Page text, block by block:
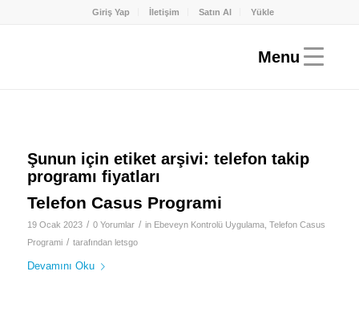
Giriş Yap İletişim Satın Al Yükle
Şunun için etiket arşivi: telefon takip
programı fiyatları
Telefon Casus Programi
19 Ocak 2023 / 0 Yorumlar / in Ebeveyn Kontrolü Uygulama, Telefon Casus
Programi / tarafından letsgo
Devamını Oku